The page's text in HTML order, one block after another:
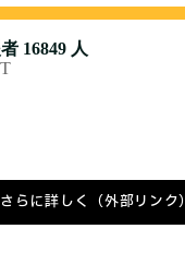
さらに詳しく（外部リンク）